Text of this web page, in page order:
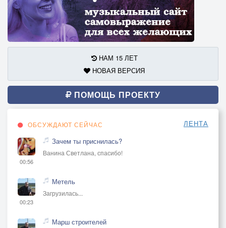
НАМ 15 ЛЕТ
НОВАЯ ВЕРСИЯ
ПОМОЩЬ ПРОЕКТУ
ОБСУЖДАЮТ СЕЙЧАС ЛЕНТА
00:56
Зачем ты приснилась?
Ванина Светлана, спасибо!
00:23
Метель
Загрузилась...
Марш строителей